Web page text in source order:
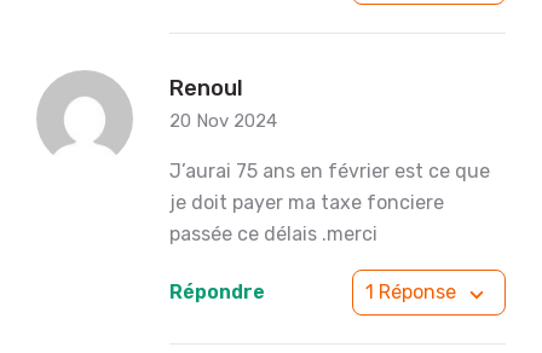
Renoul
20 Nov 2024
J’aurai 75 ans en février est ce que
je doit payer ma taxe fonciere
passée ce délais .merci
Répondre 1 Réponse